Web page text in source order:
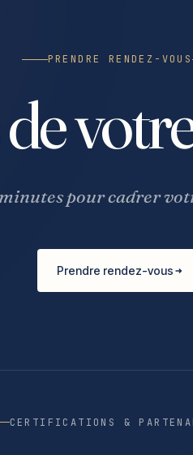
PRENDRE RENDEZ-VOUS
pour cadrer
Prendre rendez-vous
CERTIFICATIONS &